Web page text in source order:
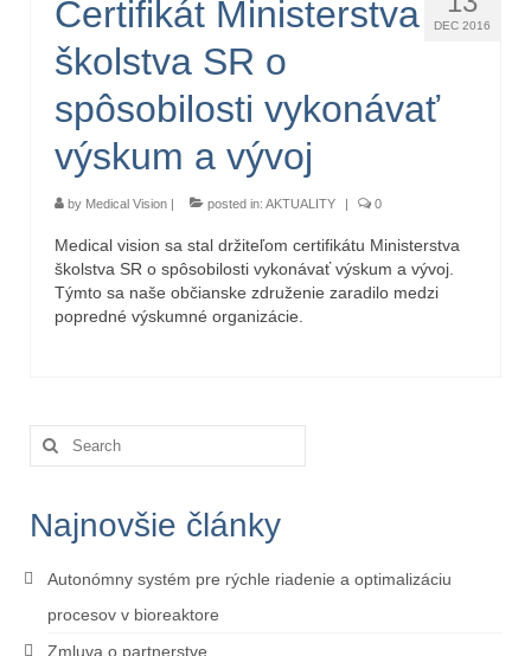
DEC 2016
Certifikát Ministerstva
školstva SR o
spôsobilosti vykonávať
výskum a vývoj
by Medical Vision | posted in: AKTUALITY | 0
Medical vision sa stal držiteľom certifikátu Ministerstva
školstva SR o spôsobilosti vykonávať výskum a vývoj.
Týmto sa naše občianske združenie zaradilo medzi
popredné výskumné organizácie.
Search
for:
Najnovšie články
Autonómny systém pre rýchle riadenie a optimalizáciu
procesov v bioreaktore
Zmluva o partnerstve